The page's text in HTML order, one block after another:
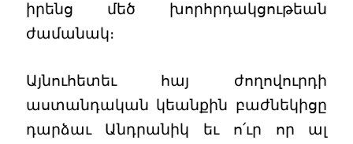
իրենց մեծ խորհրդակցութեան
ժամանակ։
Այնուհետեւ հայ ժողովուրդի
աստանդական կեանքին բաժնեկիցը
դարձաւ Անդրանիկ եւ ո՛ւր որ ալ